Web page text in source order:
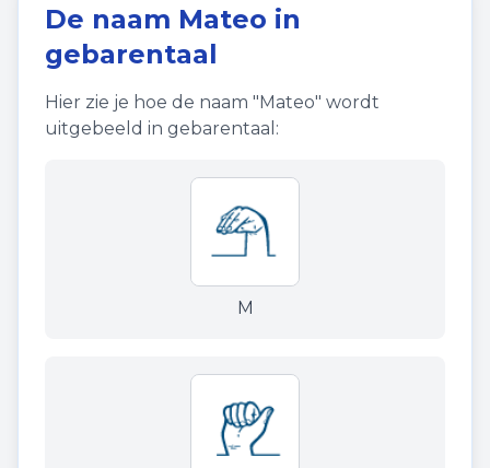
De naam Mateo in
gebarentaal
Hier zie je hoe de naam "Mateo" wordt
uitgebeeld in gebarentaal:
M